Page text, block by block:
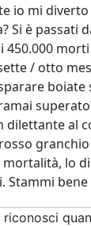
io mi
Si è passati
450.000
/ otto
boiate
dilettante al
mortalità, lo
Stammi bene